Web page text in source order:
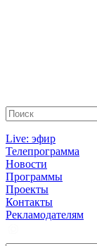
Live: эфир
Телепрограмма
Новости
Программы
Проекты
Контакты
Рекламодателям